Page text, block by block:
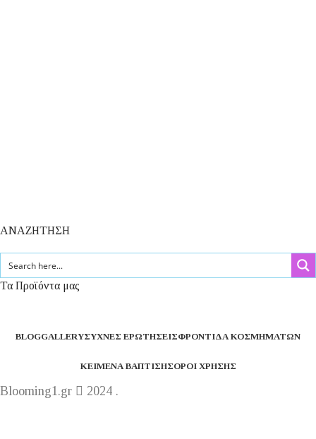
ΑΝΑΖΗΤΗΣΗ
Τα Προϊόντα μας
BLOGGALLERYΣΥΧΝΈΣ ΕΡΩΤΉΣΕΙΣΦΡΟΝΤΊΔΑ ΚΟΣΜΗΜΆΤΩΝ
ΚΕΊΜΕΝΑ ΒΆΠΤΙΣΗΣΌΡΟΙ ΧΡΉΣΗΣ
Blooming1.gr
2024 .